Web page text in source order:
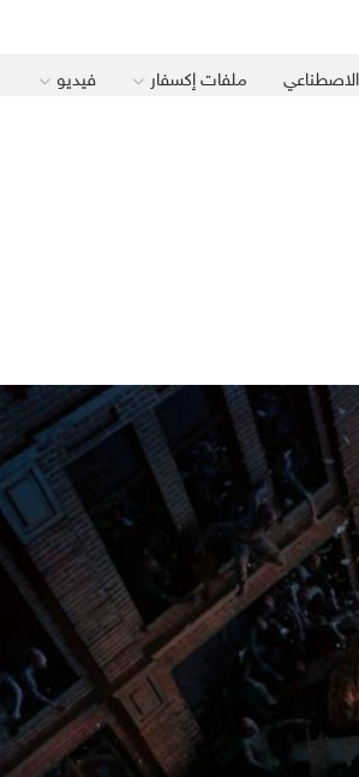
الاصطناعي ملفات إكسفار فيديو